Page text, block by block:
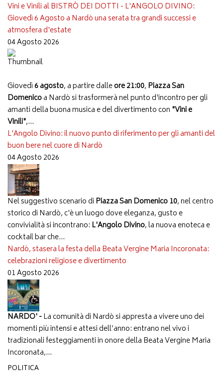
Vini e Vinili al BISTRÒ DEI DOTTI - L'ANGOLO DIVINO:
Giovedì 6 Agosto a Nardò una serata tra grandi successi e
atmosfera d'estate
04 Agosto 2026
Giovedì 6 agosto, a partire dalleore 21:00, Piazza San
Domenicoa Nardò si trasformerà nel punto d'incontro per gli
amanti della buona musica e del divertimento con "Vini e
Vinili",...
L'Angolo Divino: il nuovo punto di riferimento per gli amanti del
buon bere nel cuore di Nardò
04 Agosto 2026
Nel suggestivo scenario di Piazza San Domenico 10, nel centro
storico di Nardò, c'è un luogo dove eleganza, gusto e
convivialità si incontrano: L'Angolo Divino, la nuova enoteca e
cocktail bar che...
Nardò, stasera la festa della Beata Vergine Maria Incoronata:
celebrazioni religiose e divertimento
01 Agosto 2026
NARDO' -La comunità di Nardò si appresta a vivere uno dei
momenti più intensi e attesi dell’anno: entrano nel vivo i
tradizionali festeggiamenti in onore della Beata Vergine Maria
Incoronata,...
POLITICA